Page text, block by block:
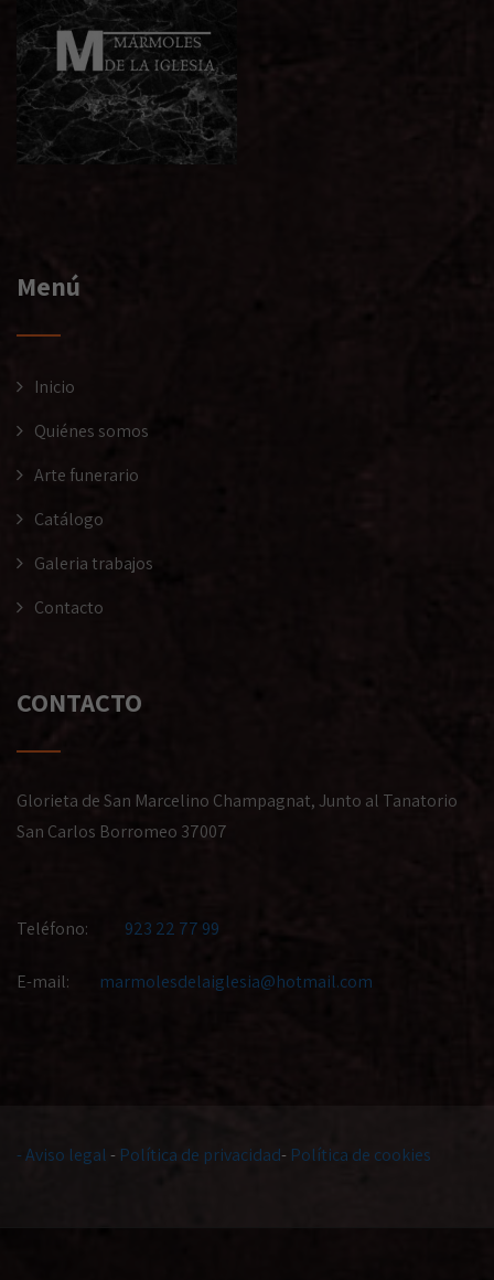
Menú
Inicio
Quiénes somos
Arte funerario
Catálogo
Galeria trabajos
Contacto
CONTACTO
Glorieta de San Marcelino Champagnat, Junto al Tanatorio
San Carlos Borromeo 37007
Teléfono: 923 22 77 99
E-mail: marmolesdelaiglesia@hotmail.com
-Aviso legal- Política de privacidad- Política de cookies